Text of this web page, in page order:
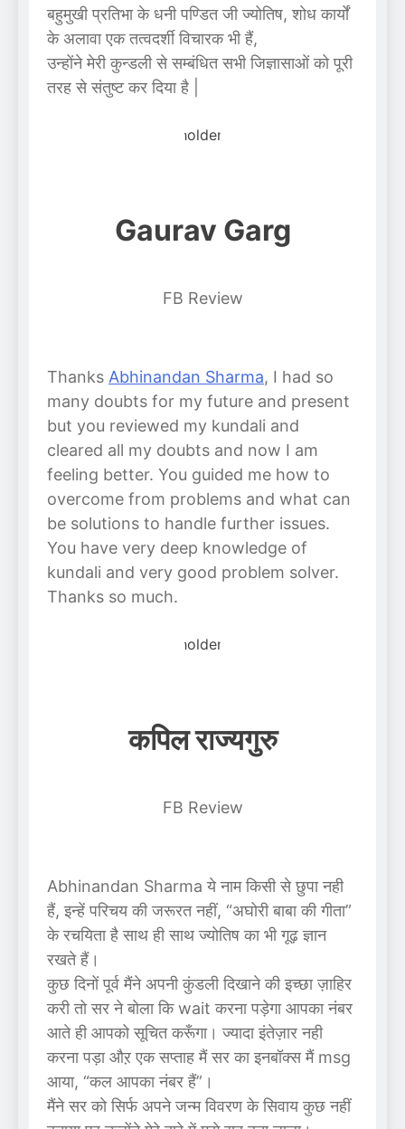
बहुमुखी प्रतिभा के धनी पण्डित जी ज्योतिष, शोध कार्यों
के अलावा एक तत्वदर्शी विचारक भी हैं,
उन्होंने मेरी कुन्डली से सम्बंधित सभी जिज्ञासाओं को पूरी
तरह से संतुष्ट कर दिया है |
Gaurav Garg
FB Review
Thanks Abhinandan Sharma, I had so
many doubts for my future and present
but you reviewed my kundali and
cleared all my doubts and now I am
feeling better. You guided me how to
overcome from problems and what can
be solutions to handle further issues.
You have very deep knowledge of
kundali and very good problem solver.
Thanks so much.
कपिल राज्यगुरु
FB Review
Abhinandan Sharma ये नाम किसी से छुपा नही
हैं, इन्हें परिचय की जरूरत नहीं, “अघोरी बाबा की गीता”
के रचयिता है साथ ही साथ ज्योतिष का भी गूढ़ ज्ञान
रखते हैं।
कुछ दिनों पूर्व मैंने अपनी कुंडली दिखाने की इच्छा ज़ाहिर
करी तो सर ने बोला कि wait करना पड़ेगा आपका नंबर
आते ही आपको सूचित करूँगा। ज्यादा इंतेज़ार नही
करना पड़ा औऱ एक सप्ताह मैं सर का इनबॉक्स मैं msg
आया, “कल आपका नंबर हैं”।
मैंने सर को सिर्फ अपने जन्म विवरण के सिवाय कुछ नहीं